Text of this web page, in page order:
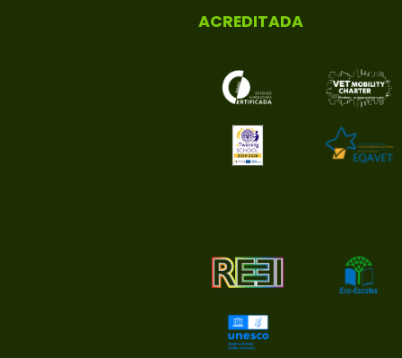
ACREDITADA